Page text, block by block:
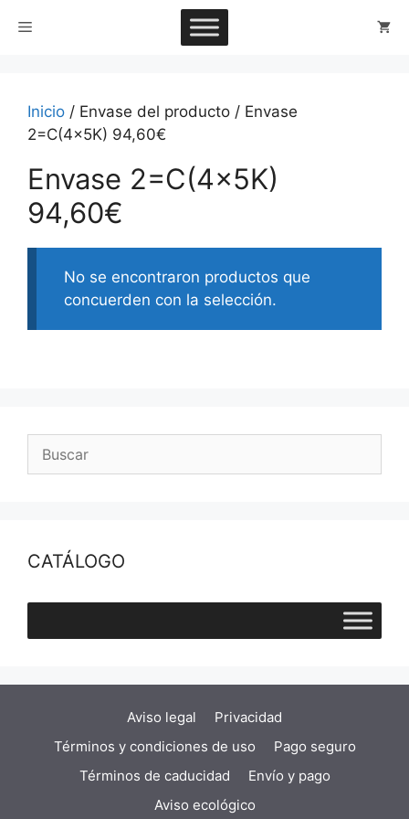
Menú
Inicio / Envase del producto / Envase
2=C(4x5K) 94,60€
Envase 2=C(4x5K)
94,60€
No se encontraron productos que
concuerden con la selección.
CATÁLOGO
Aviso legal
Privacidad
Términos y condiciones de uso
Pago seguro
Términos de caducidad
Envío y pago
Aviso ecológico